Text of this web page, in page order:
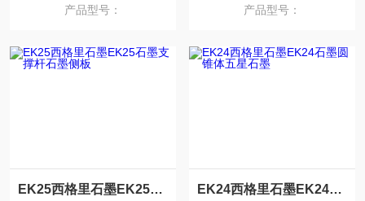
产品型号： 产品型号：
EK25西格里石墨EK25石墨支撑杆石墨侧板 EK24西格里石墨EK24石墨圆锥体五星石墨